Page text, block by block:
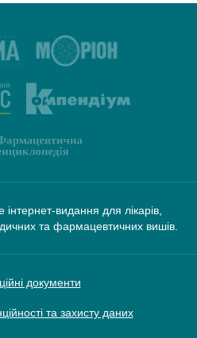
видання для лікарів,
та фармацевтичних вишів.
документи
та захисту даних